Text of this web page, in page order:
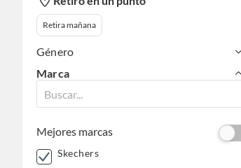
Retira mañana
Género
Marca
Mejores marcas
Skechers